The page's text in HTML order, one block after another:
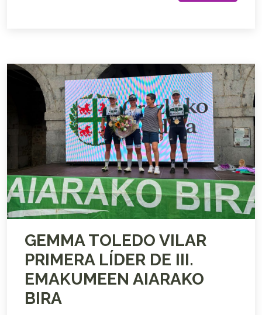
GEMMA TOLEDO VILAR
PRIMERA LÍDER DE III.
EMAKUMEEN AIARAKO
BIRA